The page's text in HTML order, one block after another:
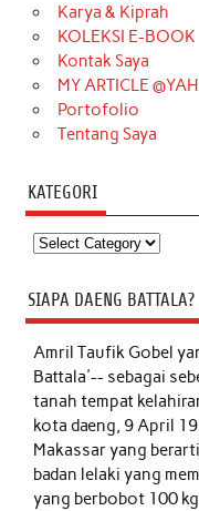
Karya & Kiprah
KOLEKSI E-BOOK
Kontak Saya
MY ARTICLE
Portofolio
Tentang Saya
KATEGORI
Kategori
SIAPA DAENG BATTALA?
Amril Taufik Gobel
Battala'-- sebagai
tanah tempat
kota daeng, 9 April
Makassar yang
badan lelaki yang
yang berbobot 100